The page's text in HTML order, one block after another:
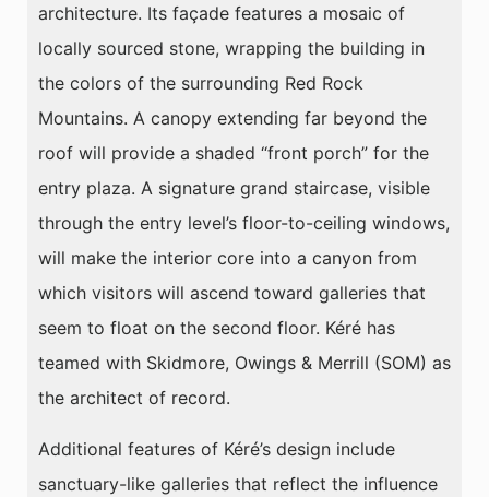
architecture. Its façade features a mosaic of
locally sourced stone, wrapping the building in
the colors of the surrounding Red Rock
Mountains. A canopy extending far beyond the
roof will provide a shaded “front porch” for the
entry plaza. A signature grand staircase, visible
through the entry level’s floor-to-ceiling windows,
will make the interior core into a canyon from
which visitors will ascend toward galleries that
seem to float on the second floor. Kéré has
teamed with Skidmore, Owings & Merrill (SOM) as
the architect of record.
Additional features of Kéré’s design include
sanctuary-like galleries that reflect the influence